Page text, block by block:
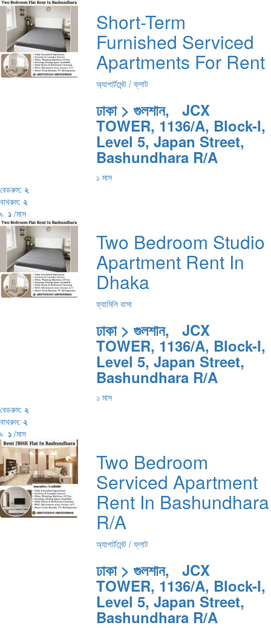
Short-Term
Furnished Serviced
Apartments For Rent
অ্যাপার্টমেন্ট / ফ্লাট
ঢাকা > গুলশান, JCX
TOWER, 1136/A, Block-I,
Level 5, Japan Street,
Bashundhara R/A
১ মাস
বেডরুম: ২
বাথরুম: ২
৳ ১ /মাস
Two Bedroom Studio
Apartment Rent In
Dhaka
ফ্যামিলি বাসা
ঢাকা > গুলশান, JCX
TOWER, 1136/A, Block-I,
Level 5, Japan Street,
Bashundhara R/A
১ মাস
বেডরুম: ২
বাথরুম: ২
৳ ১ /মাস
Two Bedroom
Serviced Apartment
Rent In Bashundhara
R/A
অ্যাপার্টমেন্ট / ফ্লাট
ঢাকা > গুলশান, JCX
TOWER, 1136/A, Block-I,
Level 5, Japan Street,
Bashundhara R/A